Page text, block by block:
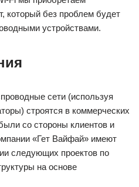
который без проблем будет
устройствами.
сети (используя
строятся в коммерческих
со стороны клиентов и
«Гет Вайфай» имеют
следующих проектов по
на основе